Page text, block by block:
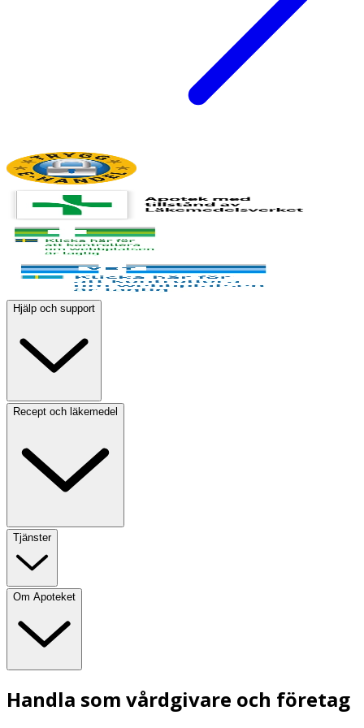
Hjälp och support
Recept och läkemedel
Tjänster
Om Apoteket
Handla som vårdgivare och företag